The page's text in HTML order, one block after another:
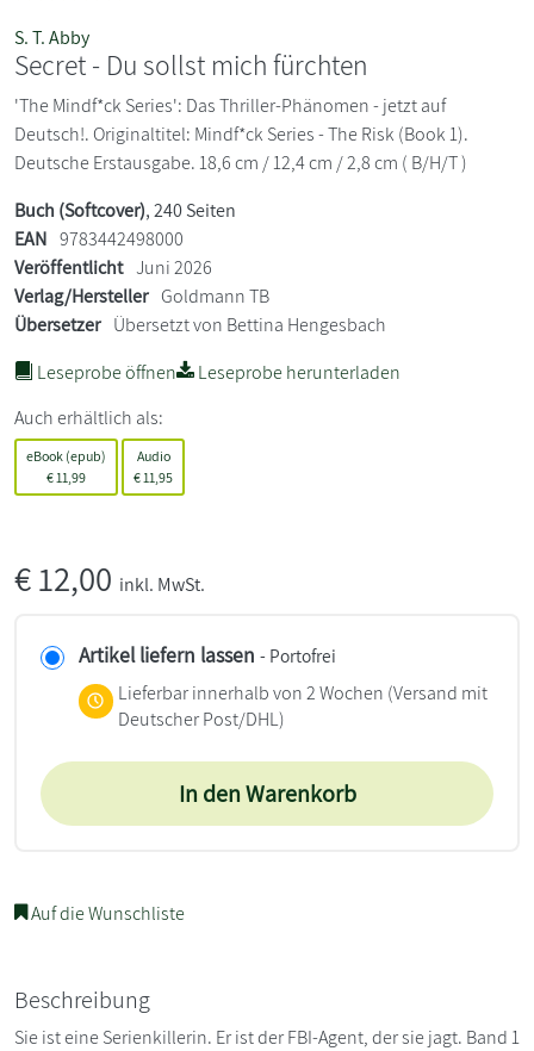
S. T. Abby
Secret - Du sollst mich fürchten
'The Mindf*ck Series': Das Thriller-Phänomen - jetzt auf
Deutsch!. Originaltitel: Mindf*ck Series - The Risk (Book 1).
Deutsche Erstausgabe. 18,6 cm / 12,4 cm / 2,8 cm ( B/H/T )
Buch (Softcover), 240 Seiten
EAN 9783442498000
Veröffentlicht Juni 2026
Verlag/Hersteller Goldmann TB
Übersetzer Übersetzt von Bettina Hengesbach
Leseprobe öffnen
Leseprobe herunterladen
Auch erhältlich als:
eBook (epub)
€ 11,99
Audio
€ 11,95
€12,00 inkl. MwSt.
Artikel liefern lassen - Portofrei
Lieferbar innerhalb von 2 Wochen (Versand mit
Deutscher Post/DHL)
In den Warenkorb
Auf die Wunschliste
Beschreibung
Sie ist eine Serienkillerin. Er ist der FBI-Agent, der sie jagt. Band 1